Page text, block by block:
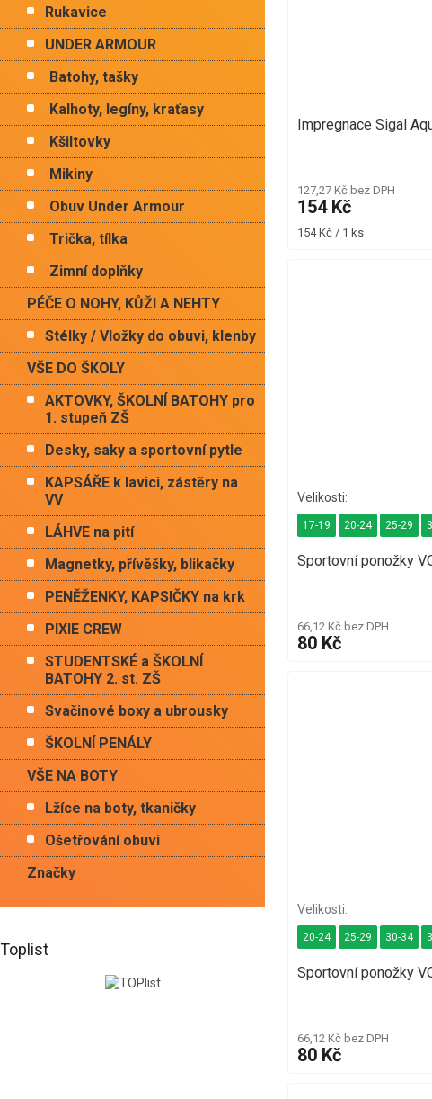
Rukavice
UNDER ARMOUR
Batohy, tašky
Kalhoty, legíny, kraťasy
Kšiltovky
Mikiny
Obuv Under Armour
Trička, tílka
Zimní doplňky
PÉČE O NOHY, KŮŽI A NEHTY
Stélky / Vložky do obuvi, klenby
VŠE DO ŠKOLY
AKTOVKY, ŠKOLNÍ BATOHY pro
1. stupeň ZŠ
Desky, saky a sportovní pytle
KAPSÁŘE k lavici, zástěry na
VV
LÁHVE na pití
Magnetky, přívěšky, blikačky
PENĚŽENKY, KAPSIČKY na krk
PIXIE CREW
STUDENTSKÉ a ŠKOLNÍ
BATOHY 2. st. ZŠ
Svačinové boxy a ubrousky
ŠKOLNÍ PENÁLY
VŠE NA BOTY
Lžíce na boty, tkaničky
Ošetřování obuvi
Značky
Toplist
Impregnace Sigal
127,27 Kč bez DPH
154 Kč
Měrná
154 Kč / 1 ks
Sportovní ponožky
66,12 Kč bez DPH
80 Kč
17-19 20-24 25-29
Sportovní ponožky
66,12 Kč bez DPH
80 Kč
20-24 25-29 30-34